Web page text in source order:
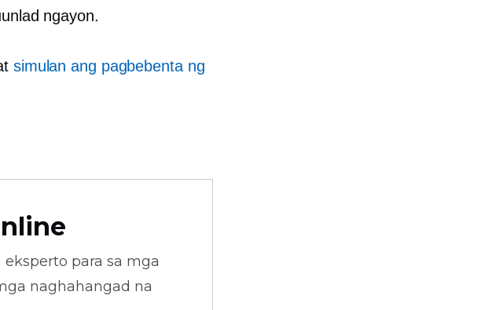
ngayon.
simulan ang pagbebenta ng
eksperto para sa mga
naghahangad na